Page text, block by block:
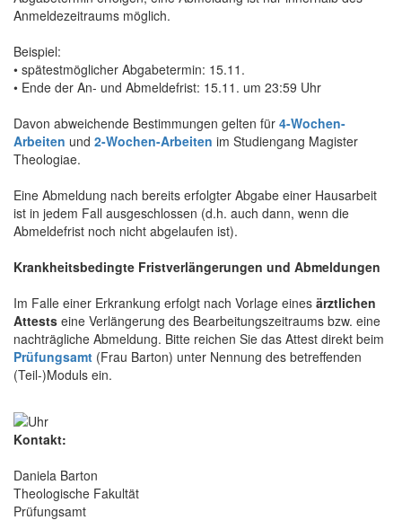
Anmeldezeitraums möglich.
Beispiel:
• spätestmöglicher Abgabetermin: 15.11.
• Ende der An- und Abmeldefrist: 15.11. um 23:59 Uhr
Davon abweichende Bestimmungen gelten für 4-Wochen-
Arbeiten und 2-Wochen-Arbeiten im Studiengang Magister
Theologiae.
Eine Abmeldung nach bereits erfolgter Abgabe einer Hausarbeit
ist in jedem Fall ausgeschlossen (d.h. auch dann, wenn die
Abmeldefrist noch nicht abgelaufen ist).
Krankheitsbedingte Fristverlängerungen und Abmeldungen
Im Falle einer Erkrankung erfolgt nach Vorlage eines ärztlichen
Attests eine Verlängerung des Bearbeitungszeitraums bzw. eine
nachträgliche Abmeldung. Bitte reichen Sie das Attest direkt beim
Prüfungsamt (Frau Barton) unter Nennung des betreffenden
(Teil-)Moduls ein.
Kontakt:
Daniela Barton
Theologische Fakultät
Prüfungsamt